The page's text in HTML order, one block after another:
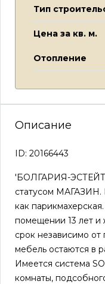
Тип
Цена за кв. м.
Отопление
Описание
ID: 20166443
'БОЛГАРИЯ-ЭСТЕЙТ'
статусом МАГАЗИН.
как
помещении 13 лет и
срок независимо
мебель остаются в
Имеется система
комнаты,